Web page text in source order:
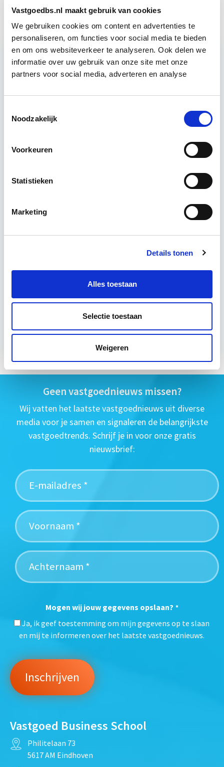
Vastgoedbs.nl maakt gebruik van cookies
We gebruiken cookies om content en advertenties te
personaliseren, om functies voor social media te bieden
en om ons websiteverkeer te analyseren. Ook delen we
informatie over uw gebruik van onze site met onze
partners voor social media, adverteren en analyse
Noodzakelijk
Voorkeuren
Statistieken
Marketing
Details tonen
Alles toestaan
Selectie toestaan
Weigeren
Relevant bij dit artikel
Leer hoe je problemen voorkomt én hoe je (helaas
zo goed mogelijk zelf kunt afhandelen. Klassikaal
14 lesdag(en)
wo 16 sep 2026 - Utrecht of Online
Meer informatie
Geen vastgoednieuws missen?
Wij vatten het laatste vastgoednieuws uit diverse
media voor je samen en signaleren de belangrijkste
vastgoedtrends. Schrijf je in voor onze gratis
nieuwsbrief:
Mogen wij jouw gegevens opslaan? *
Ja, ik geef toestemming om mijn gegevens op te slaan
en mij te informeren over het laatste vastgoednieuws.
Vastgoed Business School
Philitelaan 73
5617 AM Eindhoven